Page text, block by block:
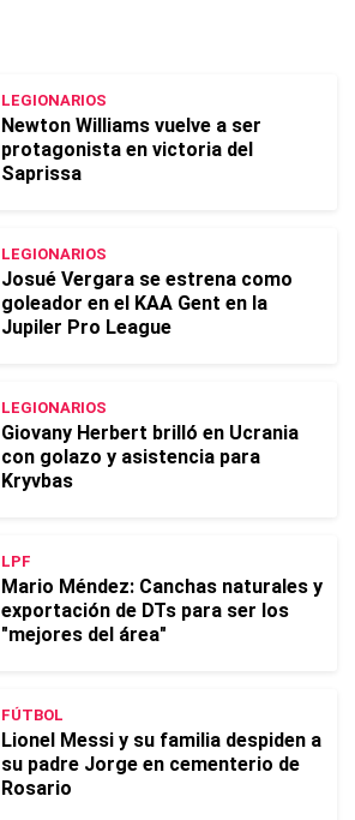
LEGIONARIOS
Newton Williams vuelve a ser
protagonista en victoria del
Saprissa
LEGIONARIOS
Josué Vergara se estrena como
goleador en el KAA Gent en la
Jupiler Pro League
LEGIONARIOS
Giovany Herbert brilló en Ucrania
con golazo y asistencia para
Kryvbas
LPF
Mario Méndez: Canchas naturales y
exportación de DTs para ser los
"mejores del área"
FÚTBOL
Lionel Messi y su familia despiden a
su padre Jorge en cementerio de
Rosario